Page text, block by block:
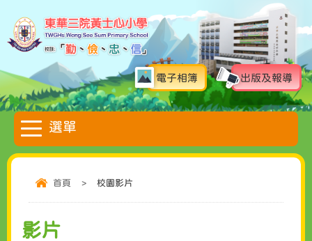
電子相簿 出版及報導
首頁 > 校園影片
影片